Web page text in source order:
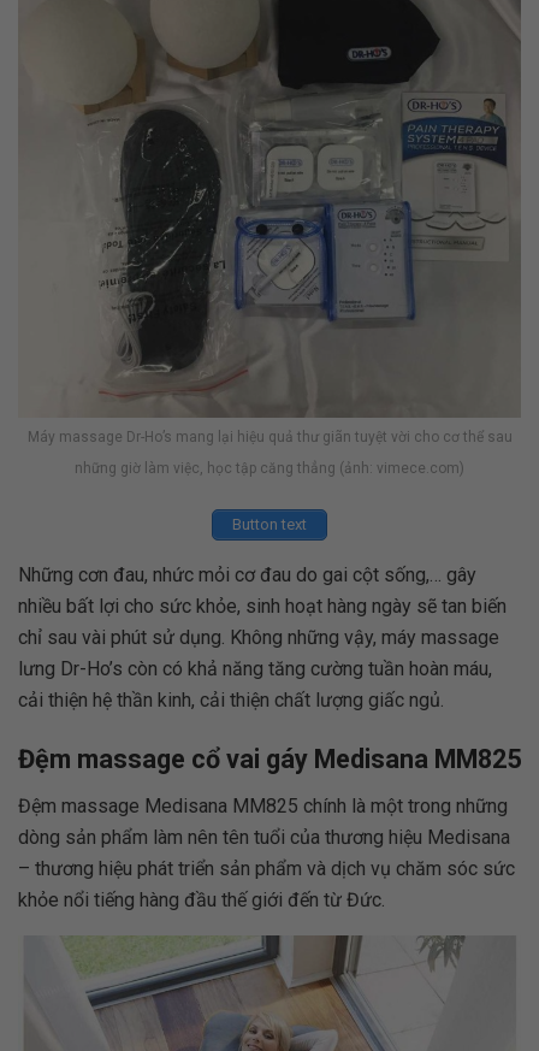
Máy massage Dr-Ho’s mang lại hiệu quả thư giãn tuyệt vời cho cơ thể sau
những giờ làm việc, học tập căng thẳng (ảnh: vimece.com)
Button text
Những cơn đau, nhức mỏi cơ đau do gai cột sống,… gây
nhiều bất lợi cho sức khỏe, sinh hoạt hàng ngày sẽ tan biến
chỉ sau vài phút sử dụng. Không những vậy, máy massage
lưng Dr-Ho’s còn có khả năng tăng cường tuần hoàn máu,
cải thiện hệ thần kinh, cải thiện chất lượng giấc ngủ.
Đệm massage cổ vai gáy Medisana MM825
Đệm massage Medisana MM825 chính là một trong những
dòng sản phẩm làm nên tên tuổi của thương hiệu Medisana
– thương hiệu phát triển sản phẩm và dịch vụ chăm sóc sức
khỏe nổi tiếng hàng đầu thế giới đến từ Đức.